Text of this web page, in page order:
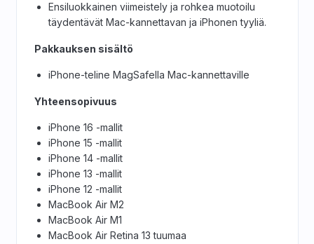
Ensiluokkainen viimeistely ja rohkea muotoilu
täydentävät Mac-kannettavan ja iPhonen tyyliä.
Pakkauksen sisältö
iPhone-teline MagSafella Mac-kannettaville
Yhteensopivuus
iPhone 16 -mallit
iPhone 15 -mallit
iPhone 14 -mallit
iPhone 13 -mallit
iPhone 12 -mallit
MacBook Air M2
MacBook Air M1
MacBook Air Retina 13 tuumaa